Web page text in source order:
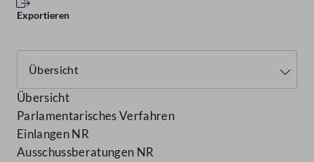
Exportieren
Übersicht
Parlamentarisches Verfahren
Einlangen NR
Ausschussberatungen NR